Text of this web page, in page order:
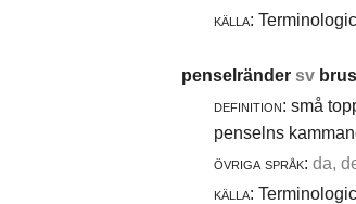
källa:
penselränder sv
definition: små
penselns
övriga språk: da,
källa: